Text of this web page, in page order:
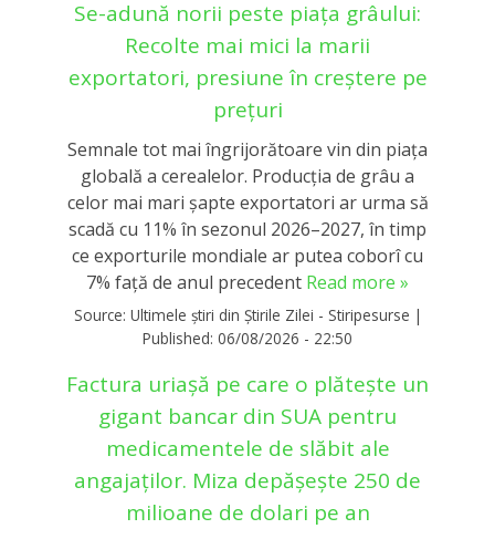
Se-adună norii peste piața grâului:
Recolte mai mici la marii
exportatori, presiune în creștere pe
prețuri
Semnale tot mai îngrijorătoare vin din piața
globală a cerealelor. Producția de grâu a
celor mai mari șapte exportatori ar urma să
scadă cu 11% în sezonul 2026–2027, în timp
ce exporturile mondiale ar putea coborî cu
7% față de anul precedent Read more »
Source: Ultimele știri din Știrile Zilei - Stiripesurse |
Published: 06/08/2026 - 22:50
Factura uriașă pe care o plătește un
gigant bancar din SUA pentru
medicamentele de slăbit ale
angajaților. Miza depășește 250 de
milioane de dolari pe an